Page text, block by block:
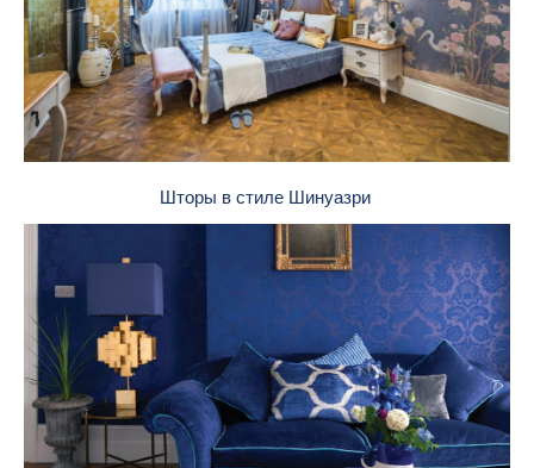
Шторы в стиле Шинуазри